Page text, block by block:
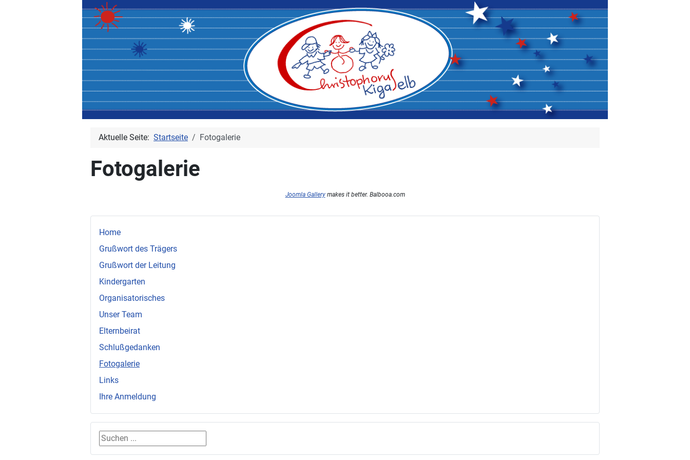
Home
Grußwort des Trägers
Grußwort der Leitung
Kindergarten
Organisatorisches
Unser Team
Elternbeirat
Schlußgedanken
Fotogalerie
Links
Ihre Anmeldung
Suchen ...
Aktuelle Seite: Startseite Fotogalerie
Fotogalerie
Joomla Gallerymakes it better. Balbooa.com